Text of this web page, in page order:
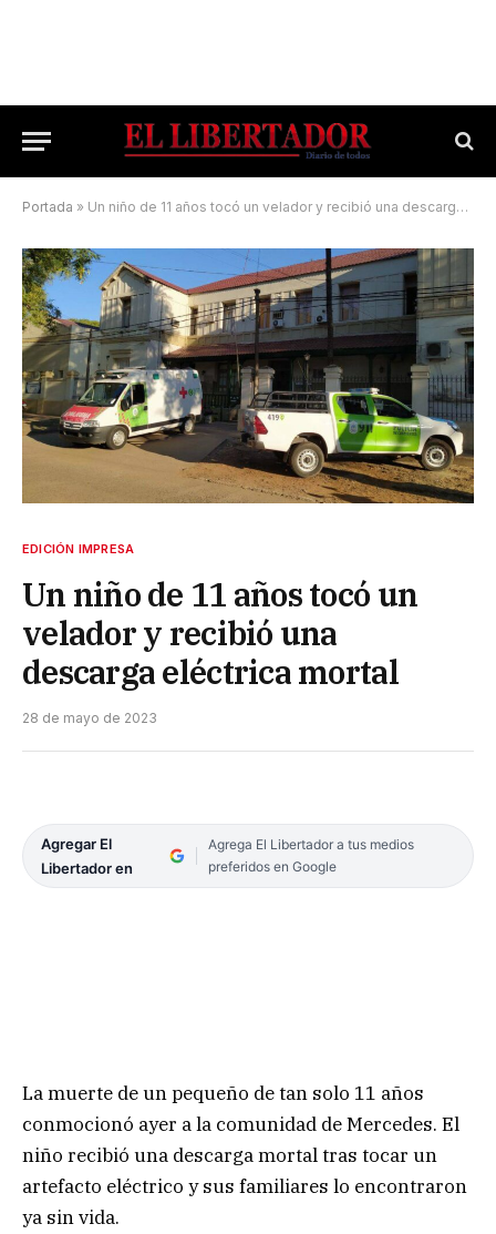
Portada » Un niño de 11 años tocó un velador y recibió una descarga eléctrica mortal
EDICIÓN IMPRESA
Un niño de 11 años tocó un
velador y recibió una
descarga eléctrica mortal
28 de mayo de 2023
Agregar El
Libertador en
Agrega El Libertador a tus medios
preferidos en Google
La muerte de un pequeño de tan solo 11 años
conmocionó ayer a la comunidad de Mercedes. El
niño recibió una descarga mortal tras tocar un
artefacto eléctrico y sus familiares lo encontraron
ya sin vida.